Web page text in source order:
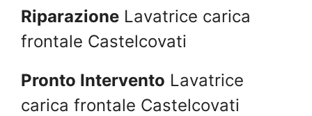
Riparazione Lavatrice carica
frontale Castelcovati
Pronto Intervento Lavatrice
carica frontale Castelcovati